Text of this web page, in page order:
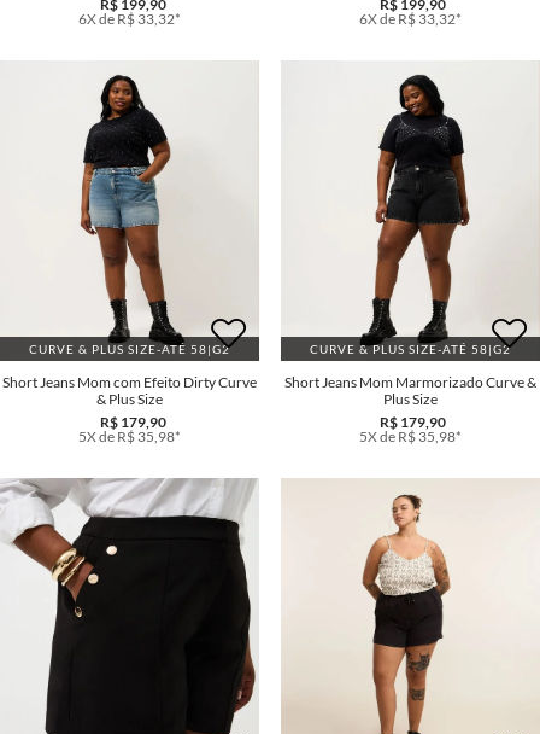
R$ 199,90
6X de R$ 33,32*
R$ 199,90
6X de R$ 33,32*
CURVE & PLUS SIZE-ATÉ 58|G2
Short Jeans Mom com Efeito Dirty Curve
& Plus Size
R$ 179,90
5X de R$ 35,98*
CURVE & PLUS SIZE-ATÉ 58|G2
Short Jeans Mom Marmorizado Curve &
Plus Size
R$ 179,90
5X de R$ 35,98*